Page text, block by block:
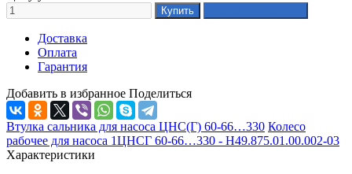
Доставка
Оплата
Гарантия
Добавить в избранное Поделиться
Втулка сальника для насоса ЦНС(Г) 60-66…330 Колесо
рабочее для насоса 1ЦНСГ 60-66…330 - Н49.875.01.00.002-03
Характеристики